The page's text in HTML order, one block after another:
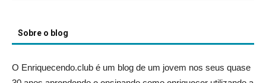
Sobre o blog
O Enriquecendo.club é um blog de um jovem nos seus quase